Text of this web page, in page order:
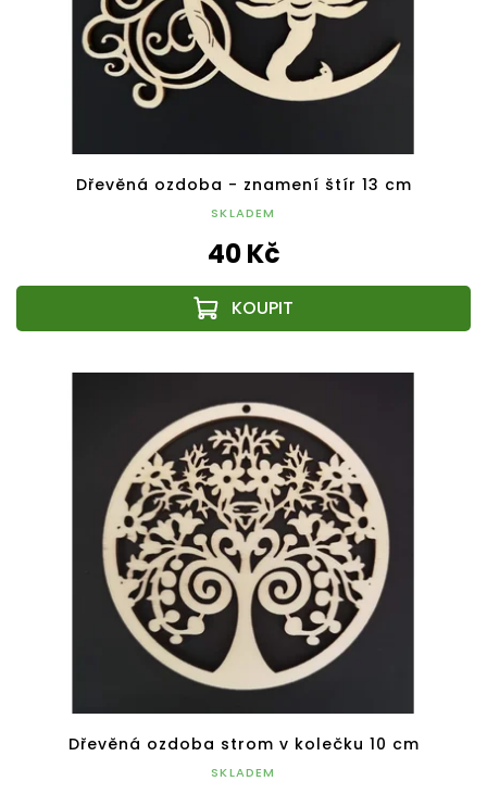
Dřevěná ozdoba - znamení štír 13 cm
SKLADEM
40 Kč
Dřevěná ozdoba strom v kolečku 10 cm
SKLADEM